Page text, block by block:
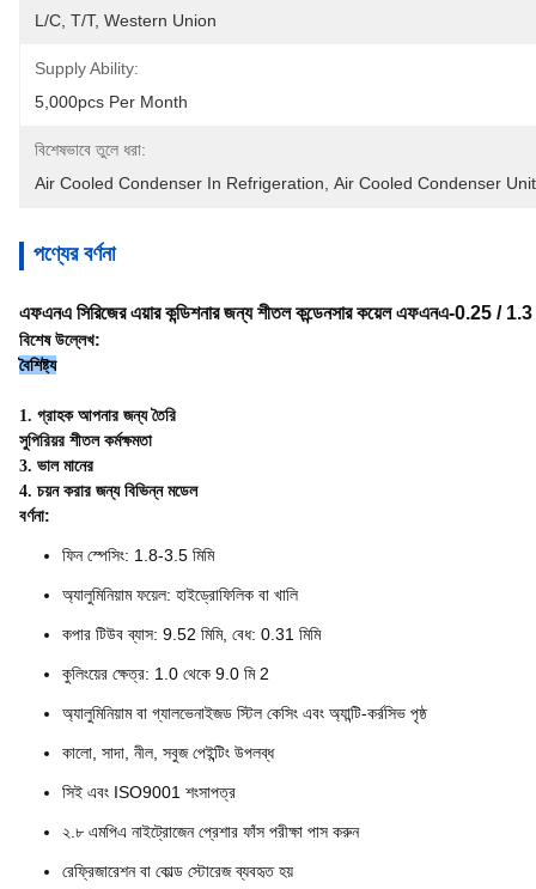
L/C, T/T, Western Union
Supply Ability:
5,000pcs Per Month
বিশেষভাবে তুলে ধরা:
Air Cooled Condenser In Refrigeration Air Cooled Condenser Unit
পণ্যের বর্ণনা
এফএনএ সিরিজের এয়ার কন্ডিশনার জন্য শীতল কন্ডেনসার কয়েল এফএনএ-0.25 / 1.3
বিশেষ উল্লেখ:
বৈশিষ্ট্য
1. গ্রাহক আপনার জন্য তৈরি
সুপিরিয়র শীতল কর্মক্ষমতা
3. ভাল মানের
4. চয়ন করার জন্য বিভিন্ন মডেল
বর্ণনা:
ফিন স্পেসিং: 1.8-3.5 মিমি
অ্যালুমিনিয়াম ফয়েল: হাইড্রোফিলিক বা খালি
কপার টিউব ব্যাস: 9.52 মিমি, বেধ: 0.31 মিমি
কুলিংয়ের ক্ষেত্র: 1.0 থেকে 9.0 মি 2
অ্যালুমিনিয়াম বা গ্যালভেনাইজড স্টিল কেসিং এবং অ্যান্টি-কর্রসিভ পৃষ্ঠ
কালো, সাদা, নীল, সবুজ পেইন্টিং উপলব্ধ
সিই এবং ISO9001 শংসাপত্র
২.৮ এমপিএ নাইট্রোজেন প্রেশার ফাঁস পরীক্ষা পাস করুন
রেফ্রিজারেশন বা কোল্ড স্টোরেজ ব্যবহৃত হয়